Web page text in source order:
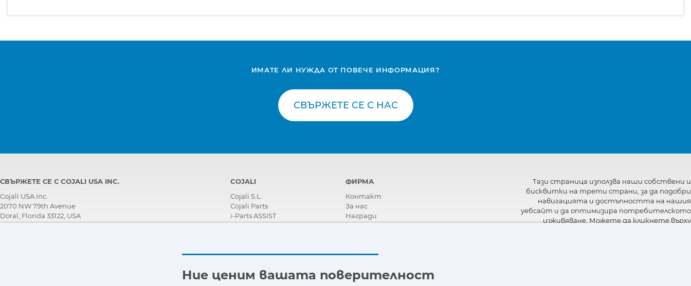
ИМАТЕ ЛИ НУЖДА ОТ ПОВЕЧЕ ИНФОРМАЦИЯ?
СВЪРЖЕТЕ СЕ С НАС
СВЪРЖЕТЕ СЕ С COJALI USA INC.
Cojali USA Inc.
2070 NW 79th Avenue
Doral, Florida 33122, USA
COJALI
Cojali S.L.
Cojali Parts
i-Parts ASSIST
ФИРМА
Контакт
За нас
Награди
Сертификати
Станете дистрибутор
Видеа
FAQ - Често задавани въпроси
Тази страница използва наши собствени и
бисквитки на трети страни, за да подобри
навигацията и достъпността на нашия
уебсайт и да оптимизира потребителското
изживяване. Можете да кликнете върху
Ние ценим вашата поверителност